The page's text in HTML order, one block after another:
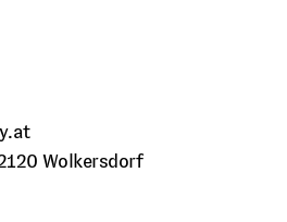
Wolkersdorf